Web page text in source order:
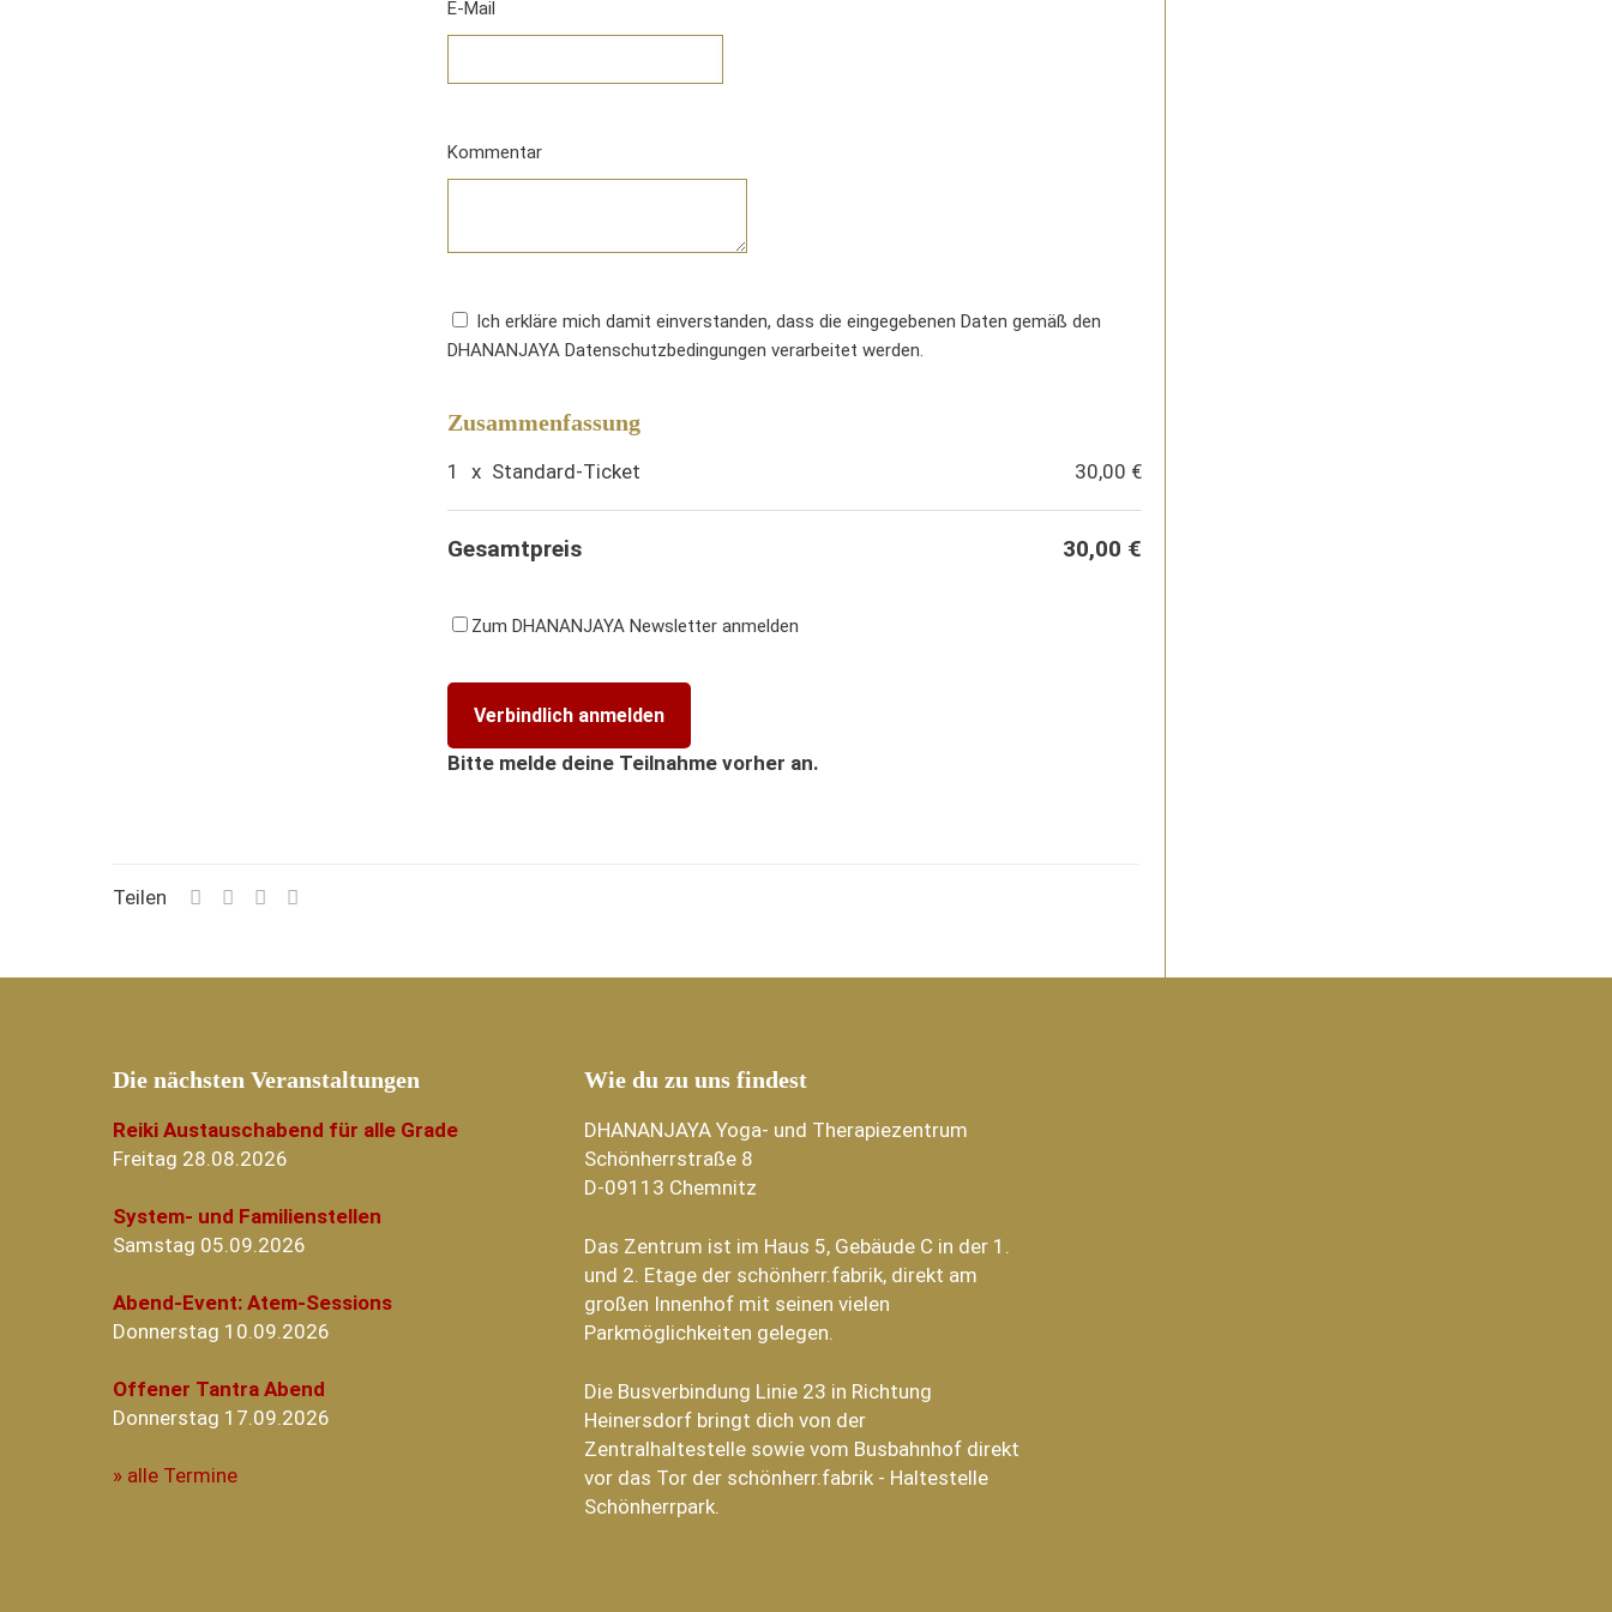
E-Mail
Kommentar
Ich erkläre mich damit einverstanden, dass die eingegebenen Daten gemäß den
DHANANJAYA Datenschutzbedingungen verarbeitet werden.
Zusammenfassung
1 x Standard-Ticket 30,00 €
Gesamtpreis 30,00 €
Zum DHANANJAYA Newsletter anmelden
Bitte melde deine Teilnahme vorher an.
Teilen
Die nächsten Veranstaltungen
Reiki Austauschabend für alle Grade
Freitag 28.08.2026
System- und Familienstellen
Samstag 05.09.2026
Abend-Event: Atem-Sessions
Donnerstag 10.09.2026
Offener Tantra Abend
Donnerstag 17.09.2026
» alle Termine
Wie du zu uns findest
DHANANJAYA Yoga- und Therapiezentrum
Schönherrstraße 8
D-09113 Chemnitz
Das Zentrum ist im Haus 5, Gebäude C in der 1.
und 2. Etage der schönherr.fabrik, direkt am
großen Innenhof mit seinen vielen
Parkmöglichkeiten gelegen.
Die Busverbindung Linie 23 in Richtung
Heinersdorf bringt dich von der
Zentralhaltestelle sowie vom Busbahnhof direkt
vor das Tor der schönherr.fabrik - Haltestelle
Schönherrpark.